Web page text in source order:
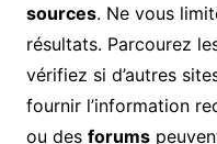
sources. Ne vous
résultats. Parcourez
vérifiez si d’autres
fournir l’information
ou des forums